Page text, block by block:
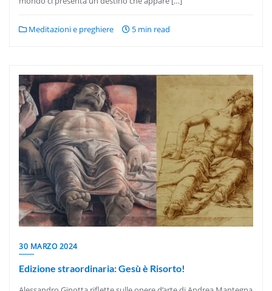
Meditazioni e preghiere 5 min read
30 MARZO 2024
Edizione straordinaria: Gesù è Risorto!